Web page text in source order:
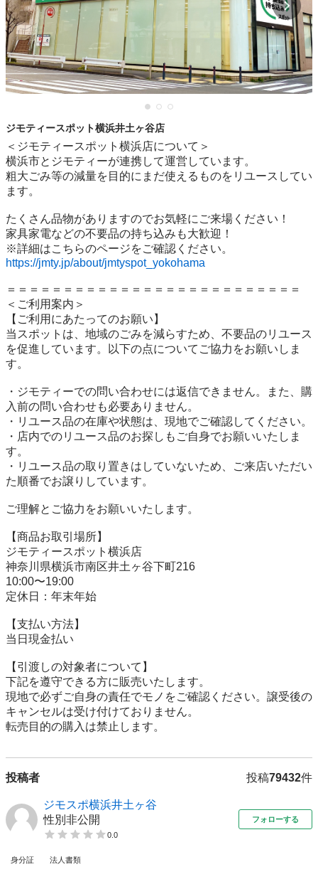
ジモティースポット横浜井土ヶ谷店
＜ジモティースポット横浜店について＞
横浜市とジモティーが連携して運営しています。
粗⼤ごみ等の減量を⽬的にまだ使えるものをリユースしてい
ます。
たくさん品物がありますのでお気軽にご来場ください！
家具家電などの不要品の持ち込みも大歓迎！
https://jmty.jp/about/jmtyspot_yokohama
＝＝＝＝＝＝＝＝＝＝＝＝＝＝＝＝＝＝＝＝＝＝＝＝＝＝
＜ご利用案内＞
【ご利用にあたってのお願い】
当スポットは、地域のごみを減らすため、不要品のリユース
を促進しています。以下の点についてご協力をお願いしま
す。
・ジモティーでの問い合わせには返信できません。また、購
入前の問い合わせも必要ありません。
・リユース品の在庫や状態は、現地でご確認してください。
・店内でのリユース品のお探しもご自身でお願いいたしま
す。
・リユース品の取り置きはしていないため、ご来店いただい
た順番でお譲りしています。
ご理解とご協力をお願いいたします。
【商品お取引場所】
ジモティースポット横浜店
神奈川県横浜市南区井土ヶ谷下町216
10:00〜19:00
定休日：年末年始
【⽀払い⽅法】
当日現金払い
【引渡しの対象者について】
下記を遵守できる⽅に販売いたします。
現地で必ずご⾃⾝の責任でモノをご確認ください。譲受後の
キャンセルは受け付けておりません。
転売⽬的の購⼊は禁⽌します。
投稿者 投稿79432件
ジモスポ横浜井土ヶ谷
性別非公開
0.0
フォローする
身分証 法人書類